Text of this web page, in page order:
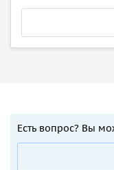
Есть вопрос? Вы